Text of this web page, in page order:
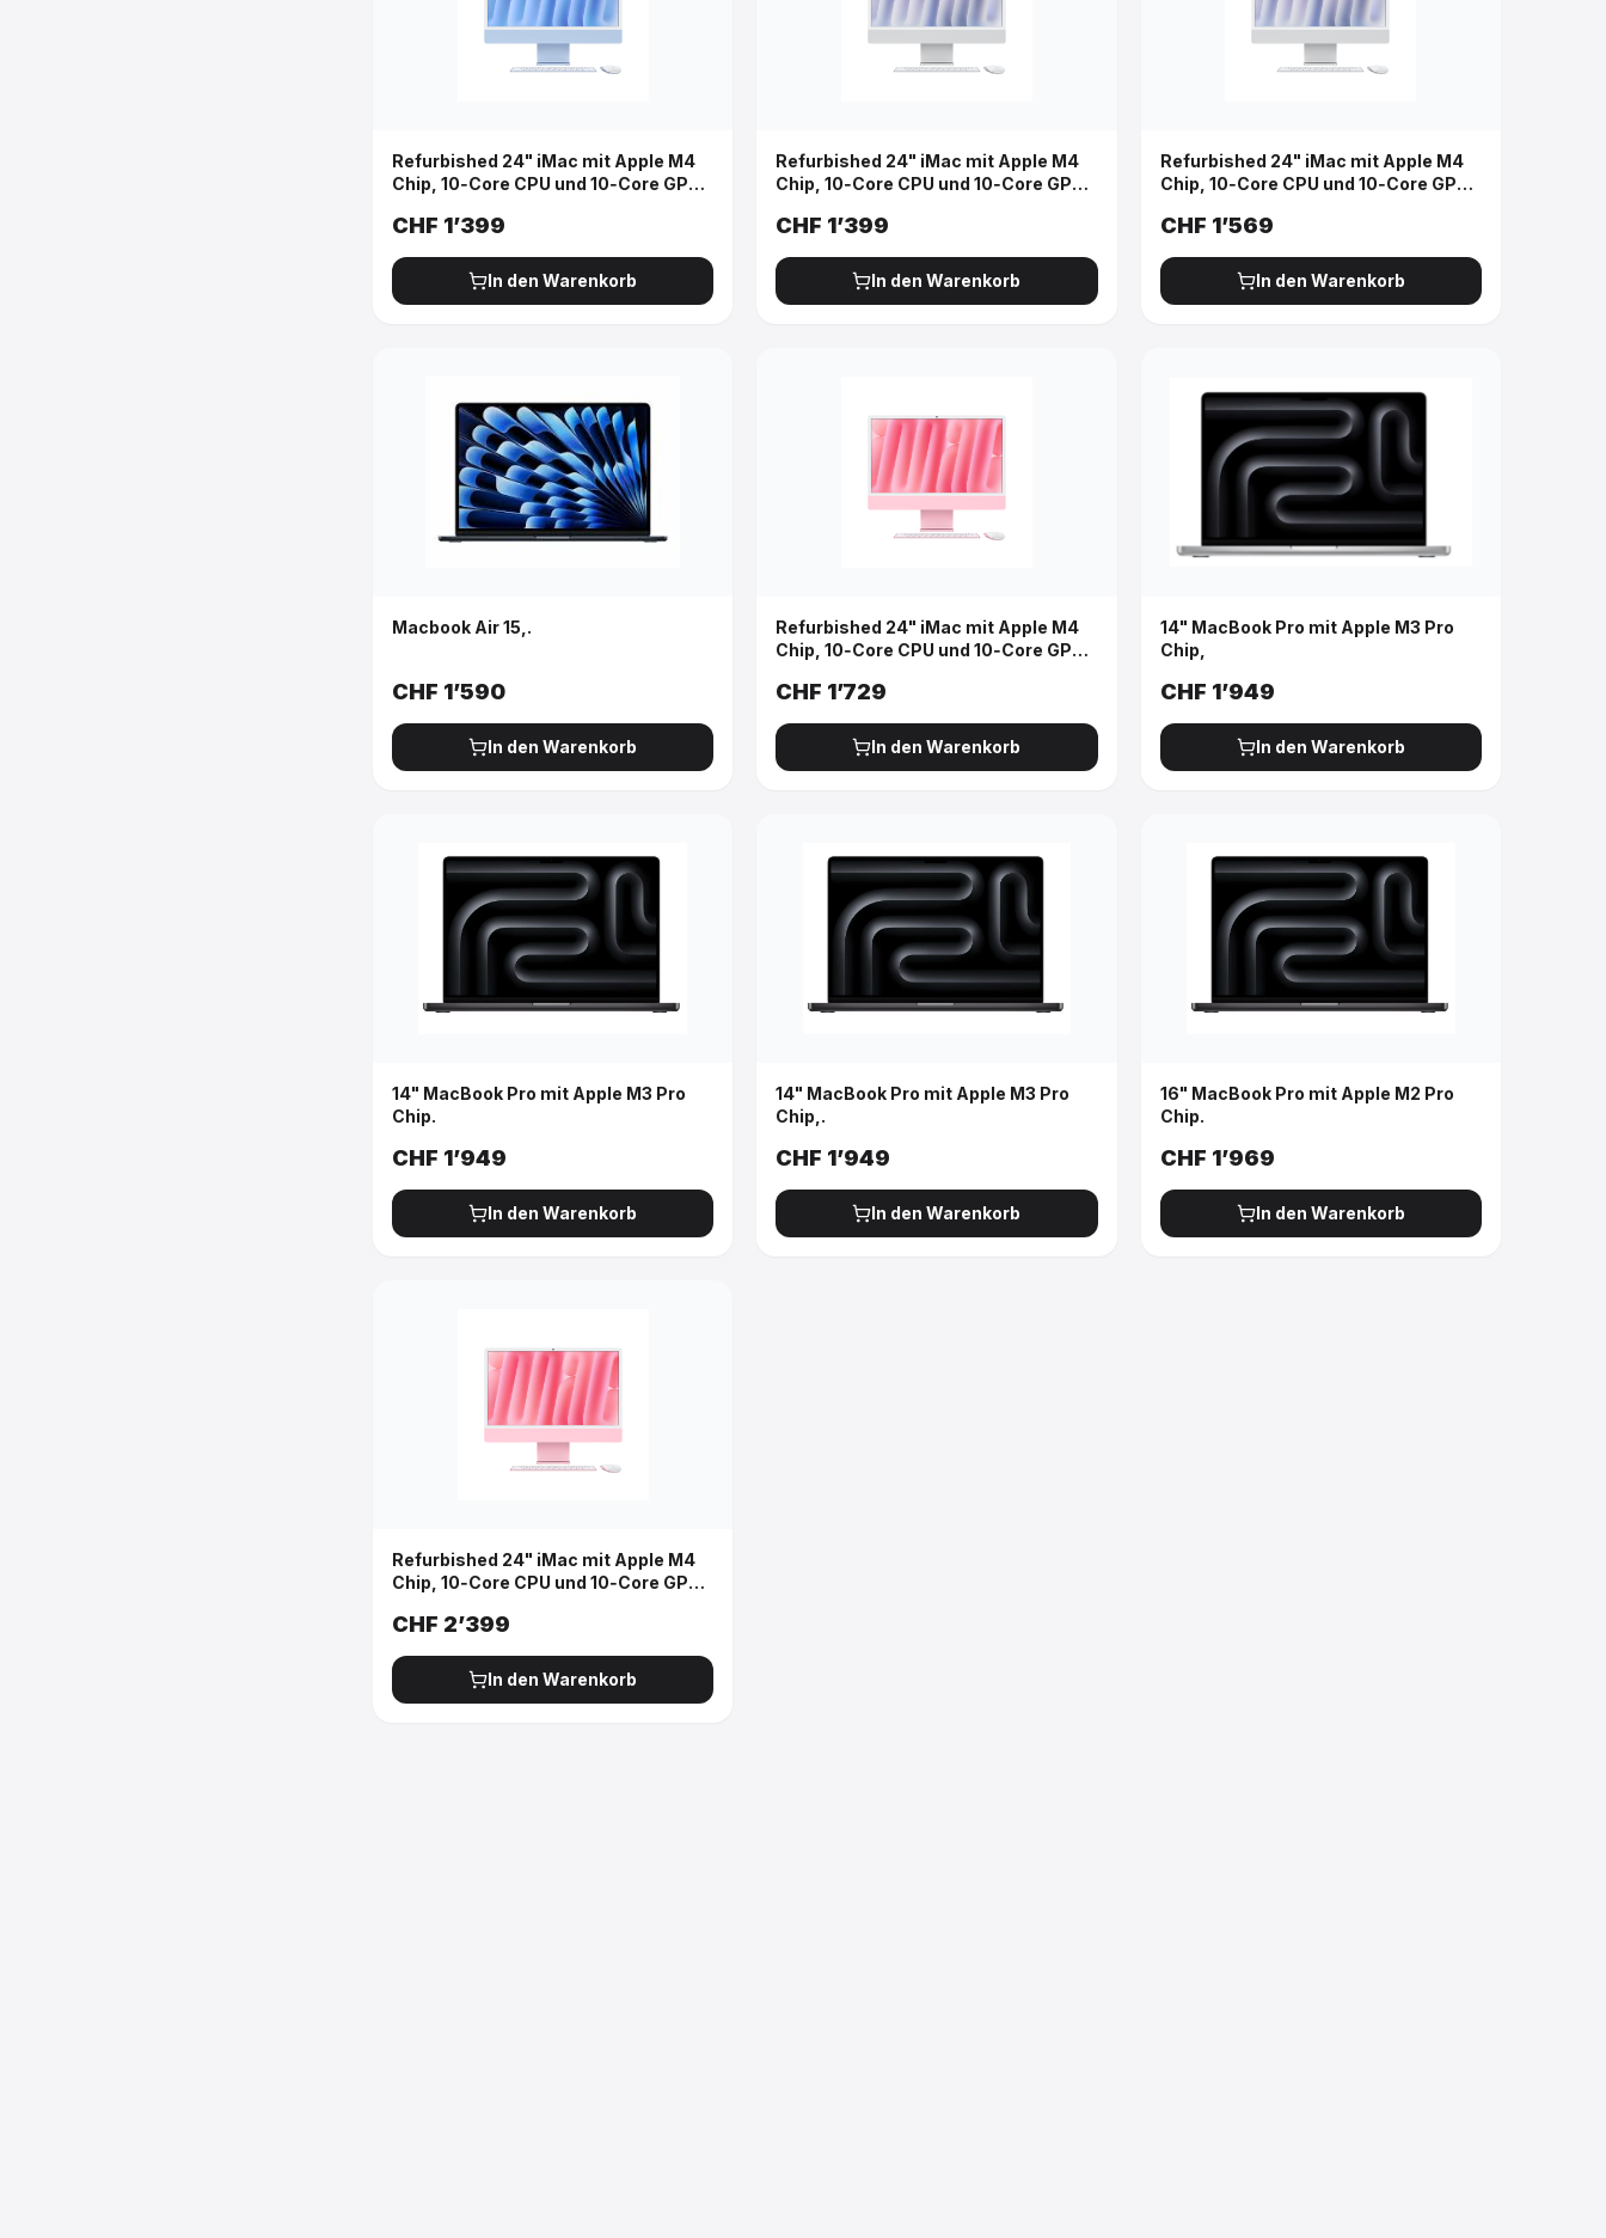
Refurbished 24" iMac mit Apple M4
Chip, 10‑Core CPU und 10‑Core GPU,
CHF 1’399
In den Warenkorb
Refurbished 24" iMac mit Apple M4
Chip, 10‑Core CPU und 10‑Core GPU,
CHF 1’399
In den Warenkorb
Refurbished 24" iMac mit Apple M4
Chip, 10‑Core CPU und 10‑Core GPU,
CHF 1’569
In den Warenkorb
Macbook Air 15,.
CHF 1’590
In den Warenkorb
Refurbished 24" iMac mit Apple M4
Chip, 10‑Core CPU und 10‑Core GPU,
CHF 1’729
In den Warenkorb
14" MacBook Pro mit Apple M3 Pro
Chip,
CHF 1’949
In den Warenkorb
14" MacBook Pro mit Apple M3 Pro
Chip.
CHF 1’949
In den Warenkorb
14" MacBook Pro mit Apple M3 Pro
Chip,.
CHF 1’949
In den Warenkorb
16" MacBook Pro mit Apple M2 Pro
Chip.
CHF 1’969
In den Warenkorb
Refurbished 24" iMac mit Apple M4
Chip, 10‑Core CPU und 10‑Core GPU,
Pink
CHF 2’399
In den Warenkorb